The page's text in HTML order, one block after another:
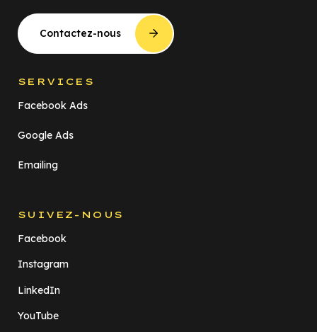
Contactez-nous
SERVICES
Facebook Ads
Google Ads
Emailing
SUIVEZ-NOUS
Facebook
Instagram
LinkedIn
YouTube